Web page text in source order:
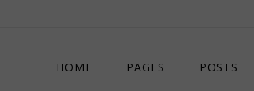
HOME PAGES POSTS